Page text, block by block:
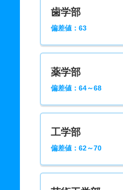
歯学部
偏差値：63
薬学部
偏差値：64～68
工学部
偏差値：62～70